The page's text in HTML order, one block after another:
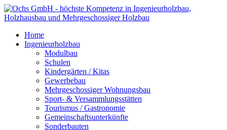
Home
Ingenieurholzbau
Modulbau
Schulen
Kindergärten / Kitas
Gewerbebau
Mehrgeschossiger Wohnungsbau
Sport- & Versammlungsstätten
Tourismus / Gastronomie
Gemeinschaftsunterkünfte
Sonderbauten